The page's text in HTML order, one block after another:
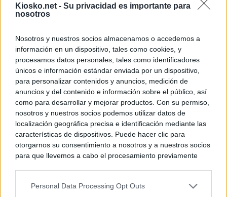
Kiosko.net - Su privacidad es importante para
nosotros
Nosotros y nuestros socios almacenamos o accedemos a
información en un dispositivo, tales como cookies, y
procesamos datos personales, tales como identificadores
únicos e información estándar enviada por un dispositivo,
para personalizar contenidos y anuncios, medición de
anuncios y del contenido e información sobre el público, así
como para desarrollar y mejorar productos. Con su permiso,
nosotros y nuestros socios podemos utilizar datos de
localización geográfica precisa e identificación mediante las
características de dispositivos. Puede hacer clic para
otorgarnos su consentimiento a nosotros y a nuestros socios
para que llevemos a cabo el procesamiento previamente
negar su consentimiento. Tenga en cuenta que algún
Personal Data Processing Opt Outs